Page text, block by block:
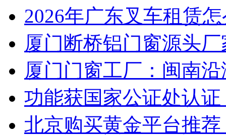
2026年广东叉车租赁
厦门断桥铝门窗源头
厦门门窗工厂：闽南
功能获国家公证处认
北京购买黄金平台推